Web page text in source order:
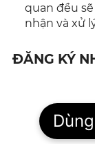
quan đều
nhận và xử
ĐĂNG KÝ